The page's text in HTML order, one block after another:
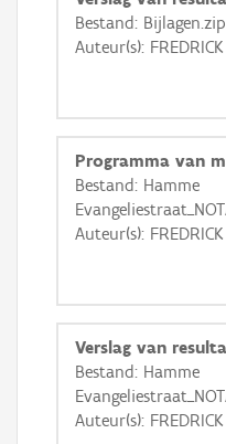
+ −
Basis Lagen
Ortho
GRB-
Bestand: Bijlagen.zip
Auteur(s):
Programma van
Bestand: Hamme
Auteur(s):
Verslag van
Bestand: Hamme
Auteur(s):